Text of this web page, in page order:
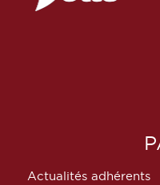
Actualités adhérents